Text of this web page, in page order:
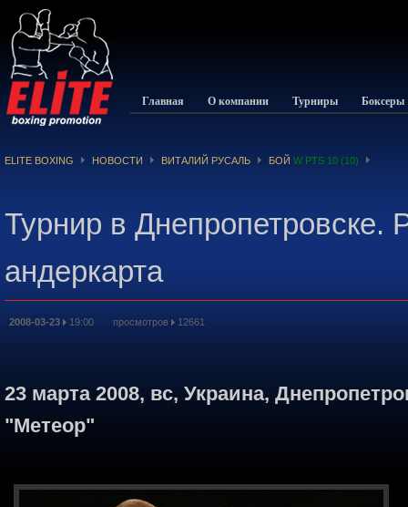
Главная О компании Турниры Боксеры
ELITE BOXING НОВОСТИ ВИТАЛИЙ РУСАЛЬ БОЙ W PTS 10 (10)
Турнир в Днепропетровске.
андеркарта
2008-03-23 19:00 просмотров 12661
23 марта 2008, вс, Украина,
"Метеор"